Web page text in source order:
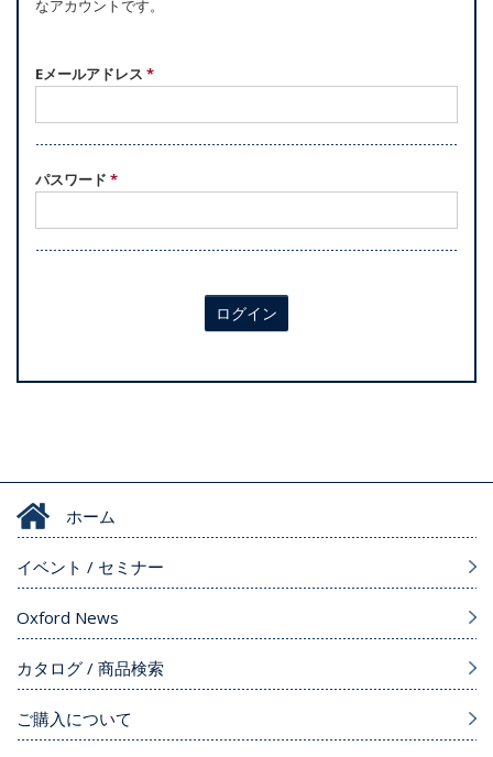
ブなアカウントです。
Eメールアドレス *
パスワード *
ログイン
ホーム
イベント / セミナー
Oxford News
カタログ / 商品検索
ご購入について